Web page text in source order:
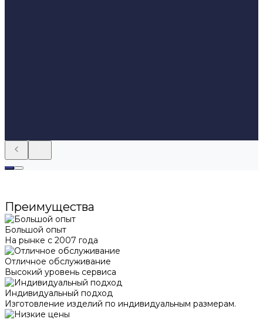
Преимущества
Большой опыт
На рынке с 2007 года
Отличное обслуживание
Высокий уровень сервиса
Индивидуальный подход
Изготовление изделий по индивидуальным размерам.